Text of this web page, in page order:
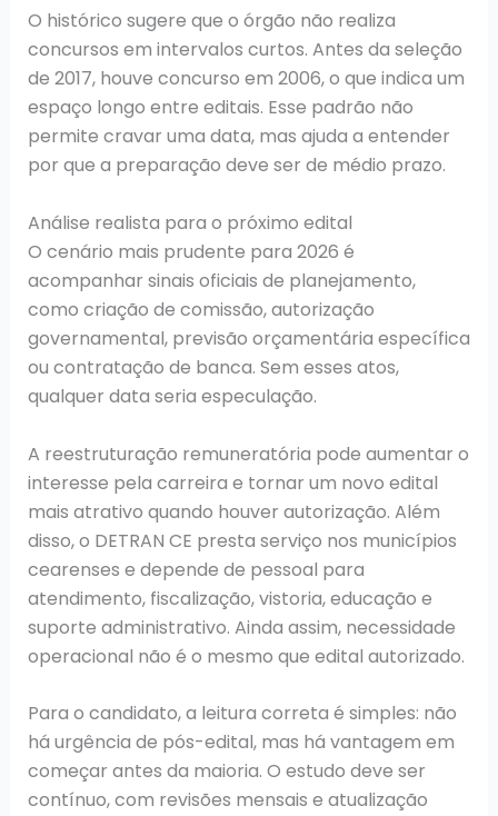
O histórico sugere que o órgão não realiza
concursos em intervalos curtos. Antes da seleção
de 2017, houve concurso em 2006, o que indica um
espaço longo entre editais. Esse padrão não
permite cravar uma data, mas ajuda a entender
por que a preparação deve ser de médio prazo.
Análise realista para o próximo edital
O cenário mais prudente para 2026 é
acompanhar sinais oficiais de planejamento,
como criação de comissão, autorização
governamental, previsão orçamentária específica
ou contratação de banca. Sem esses atos,
qualquer data seria especulação.
A reestruturação remuneratória pode aumentar o
interesse pela carreira e tornar um novo edital
mais atrativo quando houver autorização. Além
disso, o DETRAN CE presta serviço nos municípios
cearenses e depende de pessoal para
atendimento, fiscalização, vistoria, educação e
suporte administrativo. Ainda assim, necessidade
operacional não é o mesmo que edital autorizado.
Para o candidato, a leitura correta é simples: não
há urgência de pós-edital, mas há vantagem em
começar antes da maioria. O estudo deve ser
contínuo, com revisões mensais e atualização